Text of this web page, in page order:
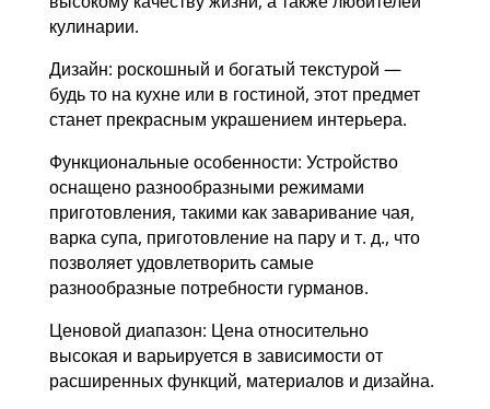
кулинарии.
Дизайн: роскошный и богатый текстурой —
будь то на кухне или в гостиной, этот предмет
станет прекрасным украшением интерьера.
Функциональные особенности: Устройство
оснащено разнообразными режимами
приготовления, такими как заваривание чая,
варка супа, приготовление на пару и т. д., что
позволяет удовлетворить самые
разнообразные потребности гурманов.
Ценовой диапазон: Цена относительно
высокая и варьируется в зависимости от
расширенных функций, материалов и дизайна.